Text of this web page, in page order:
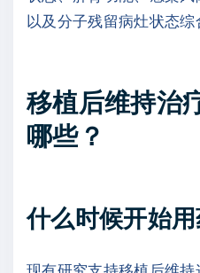
以及分子残留病灶状态综
移植后维持治
哪些？
什么时候开始
现有研究支持移植后维